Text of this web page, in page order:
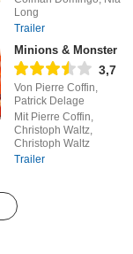
Long
Trailer
Minions & Monster
3,7
Von Pierre Coffin,
Patrick Delage
Mit Pierre Coffin,
Christoph Waltz,
Christoph Waltz
Trailer